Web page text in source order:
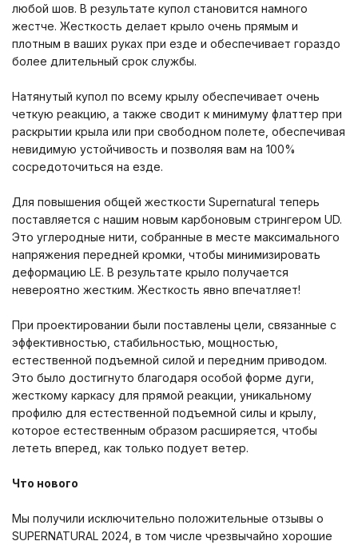
любой шов. В результате купол становится намного
жестче. Жесткость делает крыло очень прямым и
плотным в ваших руках при езде и обеспечивает гораздо
более длительный срок службы.
Натянутый купол по всему крылу обеспечивает очень
четкую реакцию, а также сводит к минимуму флаттер при
раскрытии крыла или при свободном полете, обеспечивая
невидимую устойчивость и позволяя вам на 100%
сосредоточиться на езде.
Для повышения общей жесткости Supernatural теперь
поставляется с нашим новым карбоновым стрингером UD.
Это углеродные нити, собранные в месте максимального
напряжения передней кромки, чтобы минимизировать
деформацию LE. В результате крыло получается
невероятно жестким. Жесткость явно впечатляет!
При проектировании были поставлены цели, связанные с
эффективностью, стабильностью, мощностью,
естественной подъемной силой и передним приводом.
Это было достигнуто благодаря особой форме дуги,
жесткому каркасу для прямой реакции, уникальному
профилю для естественной подъемной силы и крылу,
которое естественным образом расширяется, чтобы
лететь вперед, как только подует ветер.
Что нового
Мы получили исключительно положительные отзывы о
SUPERNATURAL 2024, в том числе чрезвычайно хорошие